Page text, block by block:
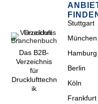
Das B2B-
Verzeichnis
für
Drucklufttechn
ik
Stuttgart
München
Hamburg
Berlin
Köln
Frankfurt